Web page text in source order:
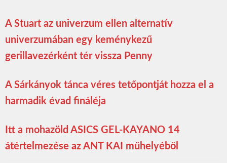
A Stuart az univerzum ellen alternatív
univerzumában egy keménykezű
gerillavezérként tér vissza Penny
A Sárkányok tánca véres tetőpontját hozza el a
harmadik évad fináléja
Itt a mohazöld ASICS GEL-KAYANO 14
átértelmezése az ANT KAI műhelyéből